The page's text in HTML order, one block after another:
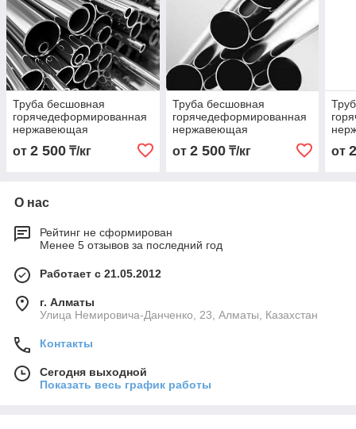
Труба бесшовная
горячедеформированная
нержавеющая
18х3,0х6000 Марка
08Х18Н9
от 2 500 ₸/кг
Труба бесшовная
горячедеформированная
нержавеющая
32х3,0х6000 Марка
08Х18Н9
от 2 500₸/кг от
О нас
Рейтинг не сформирован
Менее 5 отзывов за последний год
Работает с 21.05.2012
г. Алматы
Улица Немировича-Данченко, 23, Алматы, Казахстан
Контакты
Сегодня выходной
Показать весь график работы